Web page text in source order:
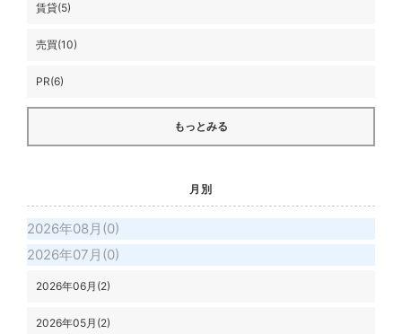
賃貸(5)
売買(10)
PR(6)
もっとみる
月別
2026年08月(0)
2026年07月(0)
2026年06月(2)
2026年05月(2)